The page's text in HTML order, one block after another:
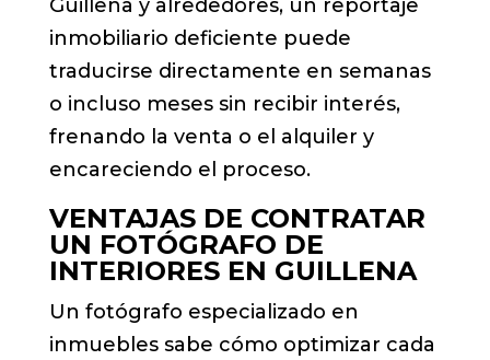
Guillena y alrededores, un reportaje
inmobiliario deficiente puede
traducirse directamente en semanas
o incluso meses sin recibir interés,
frenando la venta o el alquiler y
encareciendo el proceso.
VENTAJAS DE CONTRATAR
UN FOTÓGRAFO DE
INTERIORESEN GUILLENA
Un fotógrafo especializado en
inmuebles sabe cómo optimizar cada